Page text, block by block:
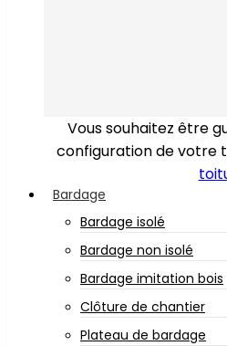
Vous souhaitez être
configuration de votre
Bardage
Bardage isolé
Bardage non isolé
Bardage imitation bois
Clôture de chantier
Plateau de bardage